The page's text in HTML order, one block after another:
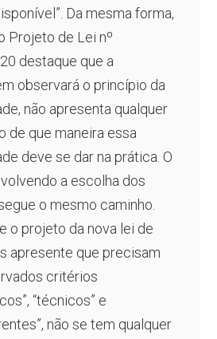
Da mesma forma,
Projeto de Lei nº
destaque que a
observará o princípio da
não apresenta qualquer
de que maneira essa
deve se dar na prática. O
a escolha dos
o mesmo caminho.
o projeto da nova lei de
apresente que precisam
critérios
“técnicos” e
não se tem qualquer